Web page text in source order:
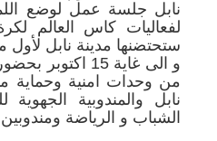
نابل جلسة عمل لوضع
لفعاليات كاس العالم
و الى غاية 15
من وحدات امنية وحماية
نابل والمندوبية الجهوية
الشباب و الرياضة ومندوبين